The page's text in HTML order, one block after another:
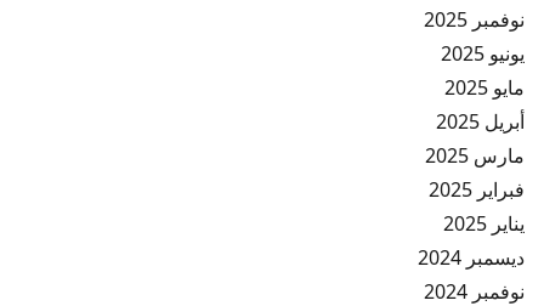
نوفمبر 2025
يونيو 2025
مايو 2025
أبريل 2025
مارس 2025
فبراير 2025
يناير 2025
ديسمبر 2024
نوفمبر 2024